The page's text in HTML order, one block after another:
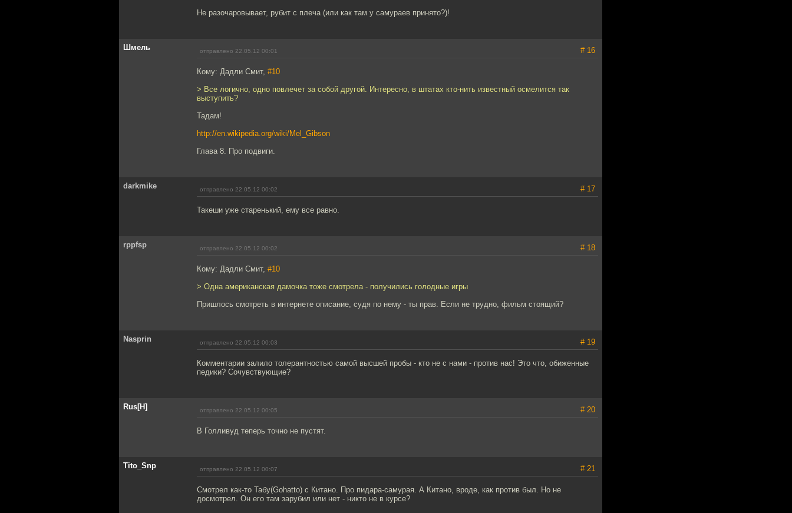
Не разочаровывает, рубит с плеча (или как там у самураев принято?)!
Шмель отправлено 22.05.12 00:01 # 16
Кому: Дадли Смит, #10
> Все логично, одно повлечет за собой другой. Интересно, в штатах кто-нить известный осмелится так
выступить?
Тадам!
http://en.wikipedia.org/wiki/Mel_Gibson
Глава 8. Про подвиги.
darkmike отправлено 22.05.12 00:02 # 17
Такеши уже старенький, ему все равно.
rppfsp отправлено 22.05.12 00:02 # 18
Кому: Дадли Смит, #10
> Одна американская дамочка тоже смотрела - получились голодные игры
Пришлось смотреть в интернете описание, судя по нему - ты прав. Если не трудно, фильм стоящий?
Nasprin отправлено 22.05.12 00:03 # 19
Комментарии залило толерантностью самой высшей пробы - кто не с нами - против нас! Это что, обиженные
педики? Сочувствующие?
Rus[H] отправлено 22.05.12 00:05 # 20
В Голливуд теперь точно не пустят.
Tito_Snp отправлено 22.05.12 00:07 # 21
Смотрел как-то Табу(Gohatto) с Китано. Про пидара-самурая. А Китано, вроде, как против был. Но не
досмотрел. Он его там зарубил или нет - никто не в курсе?